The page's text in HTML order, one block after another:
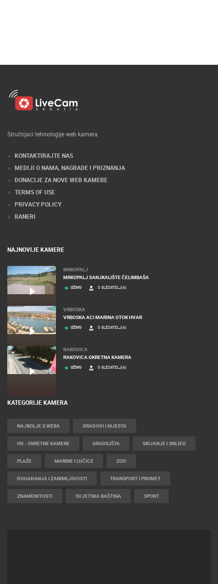
Stručnjaci tehnologije web kamera
KONTAKTIRAJTE NAS
MEDIJI O NAMA, NAGRADE I PRIZNANJA
DONACIJE ZA NOVE WEB KAMERE
TERMS OF USE
PRIVACY POLICY
BANERI
NAJNOVIJE KAMERE
MRKOPALJ
MRKOPALJ SANJKALIŠTE ČELIMBAŠA
UŽIVO 0 GLEDATELJ(A)
VRBOSKA
VRBOSKA ACI MARINA OTOK HVAR
UŽIVO 0 GLEDATELJ(A)
RAKOVICA
RAKOVICA OKRETNA KAMERA
UŽIVO 0 GLEDATELJ(A)
KATEGORIJE KAMERA
NAJBOLJE S WEBA GRADOVI I MJESTA
HD - OKRETNE KAMERE GRADILIŠTA SKIJANJE I SNIJEG
PLAŽE MARINE I LUČICE ZOO
DOGAĐANJA I ZANIMLJIVOSTI TRANSPORT I PROMET
ZNAMENITOSTI SVJETSKA BAŠTINA SPORT